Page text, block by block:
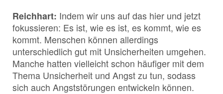
Reichhart: Indem wir uns auf das hier und jetzt
fokussieren: Es ist, wie es ist, es kommt, wie es
kommt. Menschen können allerdings
unterschiedlich gut mit Unsicherheiten umgehen.
Manche hatten vielleicht schon häufiger mit dem
Thema Unsicherheit und Angst zu tun, sodass
sich auch Angststörungen entwickeln können.